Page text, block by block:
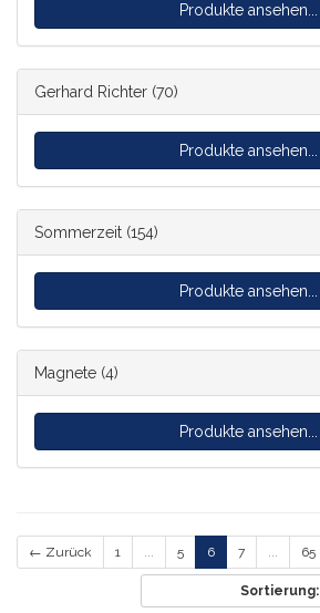
Produkte ansehen...
Gerhard Richter (70)
Produkte ansehen...
Sommerzeit (154)
Produkte ansehen...
Magnete (4)
Produkte ansehen...
← Zurück 1 ... 5 6 7 ... 65
Sortierung: